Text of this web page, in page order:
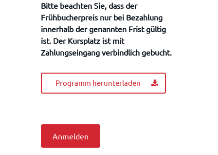
Bitte beachten Sie, dass der
Frühbucherpreis nur bei Bezahlung
innerhalb der genannten Frist gültig
ist. Der Kursplatz ist mit
Zahlungseingang verbindlich gebucht.
Programm herunterladen
Anmelden